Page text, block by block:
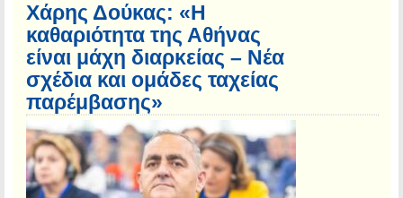
Χάρης Δούκας: «Η
καθαριότητα της Αθήνας
είναι μάχη διαρκείας – Νέα
σχέδια και ομάδες ταχείας
παρέμβασης»